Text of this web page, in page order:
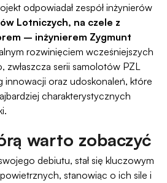
odpowiadał zespół inżynierów
Lotniczych, na czele z
– inżynierem Zygmunt
rozwinięciem wcześniejszych
zwłaszcza serii samolotów PZL
innowacji oraz udoskonaleń, które
charakterystycznych
warto zobaczyć
debiutu, stał się kluczowym
stanowiąc o ich sile i